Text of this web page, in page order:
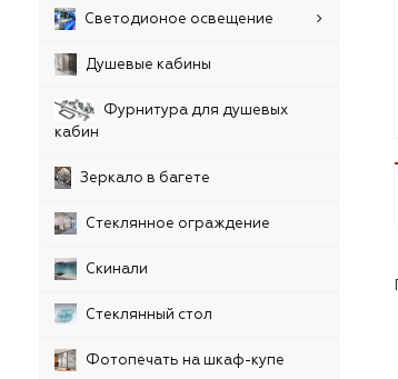
Светодионое освещение
Душевые кабины
Фурнитура для душевых
кабин
Зеркало в багете
Стеклянное ограждение
Скинали
Стеклянный стол
Фотопечать на шкаф-купе